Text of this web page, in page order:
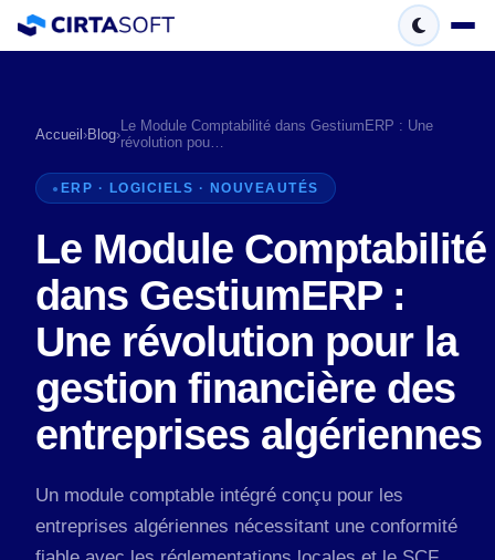
Accueil›Blog›Le Module Comptabilité dans GestiumERP : Une
révolution pou…
ERP · LOGICIELS · NOUVEAUTÉS
Le Module Comptabilité
dans GestiumERP :
Une révolution pour la
gestion financière des
entreprises algériennes
Un module comptable intégré conçu pour les
entreprises algériennes nécessitant une conformité